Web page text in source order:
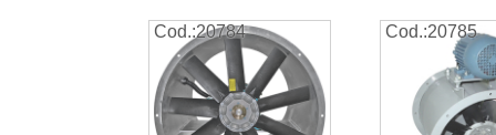
Cod.:20784 Cod.:20785